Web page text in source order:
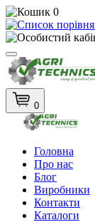
0
0
Головна
Про нас
Блог
Виробники
Контакти
Каталоги